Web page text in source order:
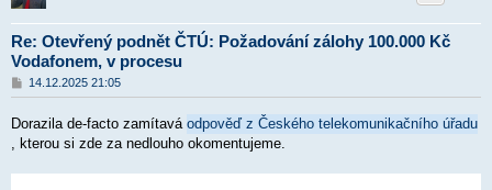
Re: Otevřený podnět ČTÚ: Požadování zálohy 100.000 Kč
Vodafonem, v procesu
P
ř
s
p
14.12.2025 21:05
Dorazila de-facto zamítavá odpověď z Českého telekomunikačního úřadu
, kterou si zde za nedlouho okomentujeme.